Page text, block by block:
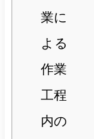
業に
よる
作業
工程
内の